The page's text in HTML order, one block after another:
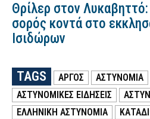
Θρίλερ στον
σορός κοντά στο
Ισιδώρων
TAGS ΑΡΓΟΣ ΑΣΤΥΝΟΜΙΑ
ΑΣΤΥΝΟΜΙΚΕΣ ΕΙΔΗΣΕΙΣ
ΕΛΛΗΝΙΚΗ ΑΣΤΥΝΟΜΙΑ